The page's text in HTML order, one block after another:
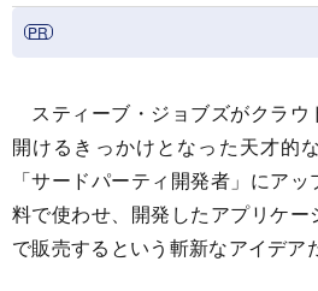
スティーブ・ジョブズがクラウ
開けるきっかけとなった天才的
「サードパーティ開発者」にア
料で使わせ、開発したアプリケ
で販売するという斬新なアイデア